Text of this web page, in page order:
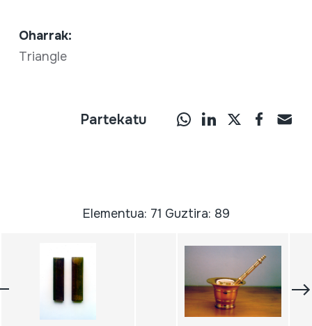
Oharrak:
Triangle
Partekatu
Elementua: 71 Guztira: 89